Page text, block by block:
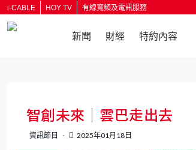
i-CABLE HOY TV 有線寬頻及電訊服務
新聞 財經 特約內容
智創未來｜雲巴走出去
資訊節目 2025年01月18日